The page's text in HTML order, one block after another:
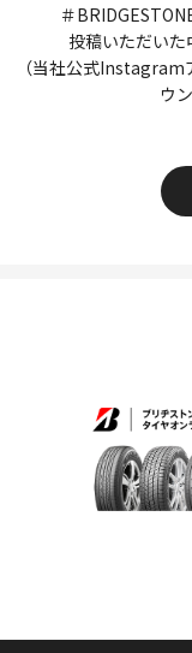
＃
投稿いただいた
（当社公式
ウ